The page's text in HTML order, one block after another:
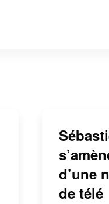
d’une
de télé